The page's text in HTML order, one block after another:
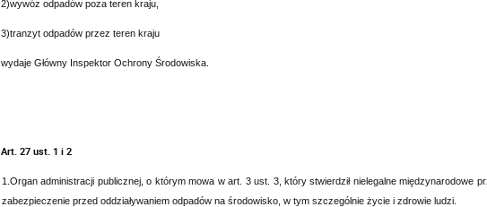
2)wywóz odpadów poza teren kraju,
3)tranzyt odpadów przez teren kraju
wydaje Główny Inspektor Ochrony Środowiska.
Art. 27 ust. 1 i 2
1.Organ administracji publicznej, o którym mowa w art. 3 ust. 3, który stwierdził nielegalne międzynarodowe
zabezpieczenie przed oddziaływaniem odpadów na środowisko, w tym szczególnie życie i zdrowie ludzi.